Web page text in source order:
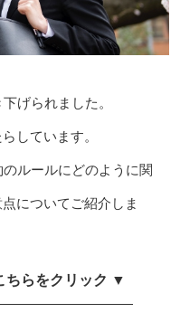
げられました。
しています。
ルールにどのように関
についてご紹介しま
ちらをクリック ▼